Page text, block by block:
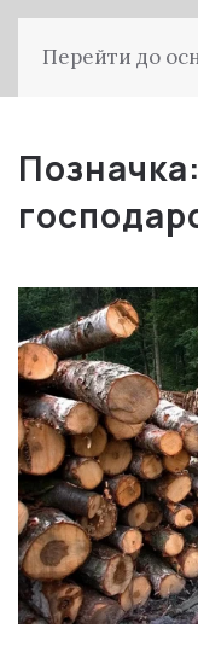
Перейти до
Позначка: